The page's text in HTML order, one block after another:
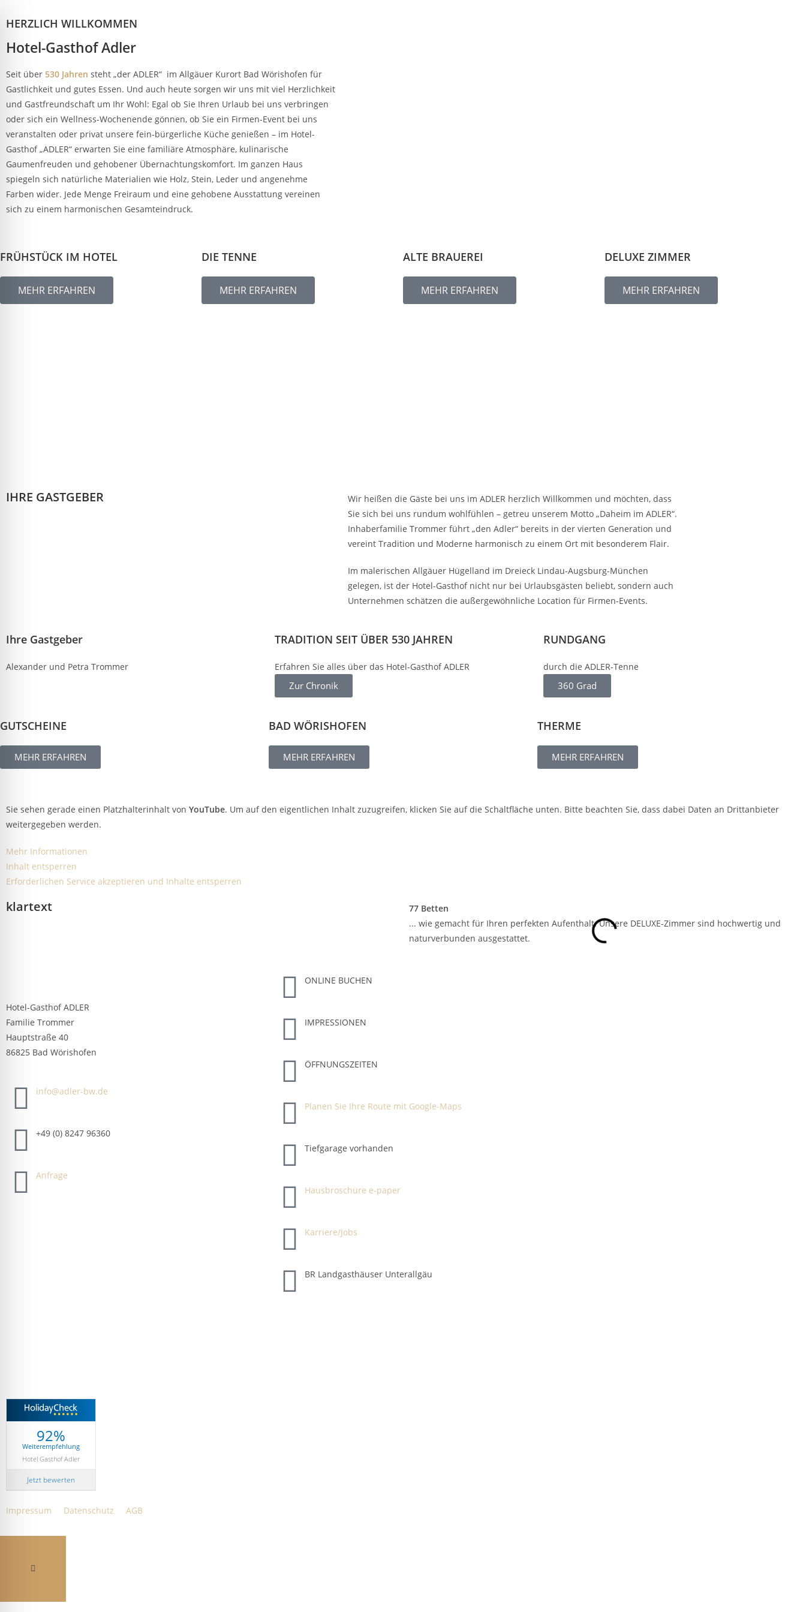
HERZLICH WILLKOMMEN
Hotel-Gasthof Adler
Seit über 530 Jahren steht „der ADLER“ im Allgäuer Kurort Bad Wörishofen für
Gastlichkeit und gutes Essen. Und auch heute sorgen wir uns mit viel Herzlichkeit
und Gastfreundschaft um Ihr Wohl: Egal ob Sie Ihren Urlaub bei uns verbringen
oder sich ein Wellness-Wochenende gönnen, ob Sie ein Firmen-Event bei uns
veranstalten oder privat unsere fein-bürgerliche Küche genießen – im Hotel-
Gasthof „ADLER“ erwarten Sie eine familiäre Atmosphäre, kulinarische
Gaumenfreuden und gehobener Übernachtungskomfort. Im ganzen Haus
spiegeln sich natürliche Materialien wie Holz, Stein, Leder und angenehme
Farben wider. Jede Menge Freiraum und eine gehobene Ausstattung vereinen
sich zu einem harmonischen Gesamteindruck.
FRÜHSTÜCK IM HOTEL
MEHR ERFAHREN
DIE TENNE
MEHR ERFAHREN
ALTE BRAUEREI
MEHR ERFAHREN
DELUXE ZIMMER
MEHR ERFAHREN
IHRE GASTGEBER
Wir heißen die Gäste bei uns im ADLER herzlich Willkommen und möchten, dass
Sie sich bei uns rundum wohlfühlen – getreu unserem Motto „Daheim im ADLER“.
Inhaberfamilie Trommer führt „den Adler“ bereits in der vierten Generation und
vereint Tradition und Moderne harmonisch zu einem Ort mit besonderem Flair.
Im malerischen Allgäuer Hügelland im Dreieck Lindau-Augsburg-München
gelegen, ist der Hotel-Gasthof nicht nur bei Urlaubsgästen beliebt, sondern auch
Unternehmen schätzen die außergewöhnliche Location für Firmen-Events.
Ihre Gastgeber
Alexander und Petra Trommer
TRADITION SEIT ÜBER 530 JAHREN
Erfahren Sie alles über das Hotel-Gasthof ADLER
Zur Chronik
RUNDGANG
durch die ADLER-Tenne
360 Grad
GUTSCHEINE
MEHR ERFAHREN
BAD WÖRISHOFEN
MEHR ERFAHREN
THERME
MEHR ERFAHREN
Sie sehen gerade einen Platzhalterinhalt von YouTube. Um auf den eigentlichen Inhalt zuzugreifen, klicken Sie auf die Schaltfläche unten. Bitte beachten Sie, dass dabei Daten an Drittanbieter
weitergegeben werden.
Mehr Informationen
Inhalt entsperren
Erforderlichen Service akzeptieren und Inhalte entsperren
klartext
77 Betten
... wie gemacht für Ihren perfekten Aufenthalt. Unsere DELUXE-Zimmer sind hochwertig und
naturverbunden ausgestattet.
Hotel-Gasthof ADLER
Familie Trommer
Hauptstraße 40
86825 Bad Wörishofen
info@adler-bw.de
+49 (0) 8247 96360
Anfrage
ONLINE BUCHEN
IMPRESSIONEN
ÖFFNUNGSZEITEN
Planen Sie Ihre Route mit Google-Maps
Tiefgarage vorhanden
Hausbroschüre e-paper
Karriere/Jobs
BR Landgasthäuser Unterallgäu
92%
Weiterempfehlung
Hotel Gasthof Adler
Jetzt bewerten
Impressum Datenschutz AGB